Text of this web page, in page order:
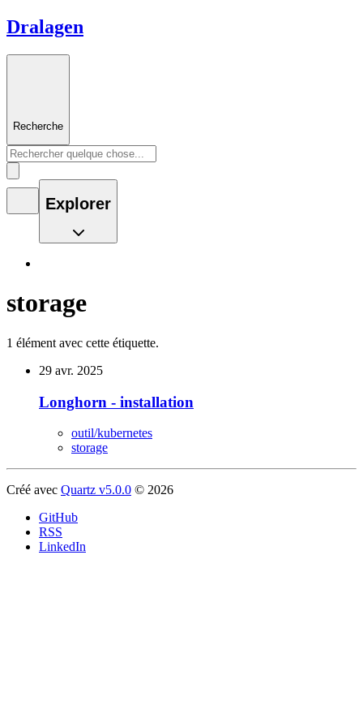
Dralagen
Recherche
Explorer
storage
1 élément avec cette étiquette.
29 avr. 2025
Longhorn - installation
outil/kubernetes
storage
Créé avec Quartz v5.0.0 © 2026
GitHub
RSS
LinkedIn